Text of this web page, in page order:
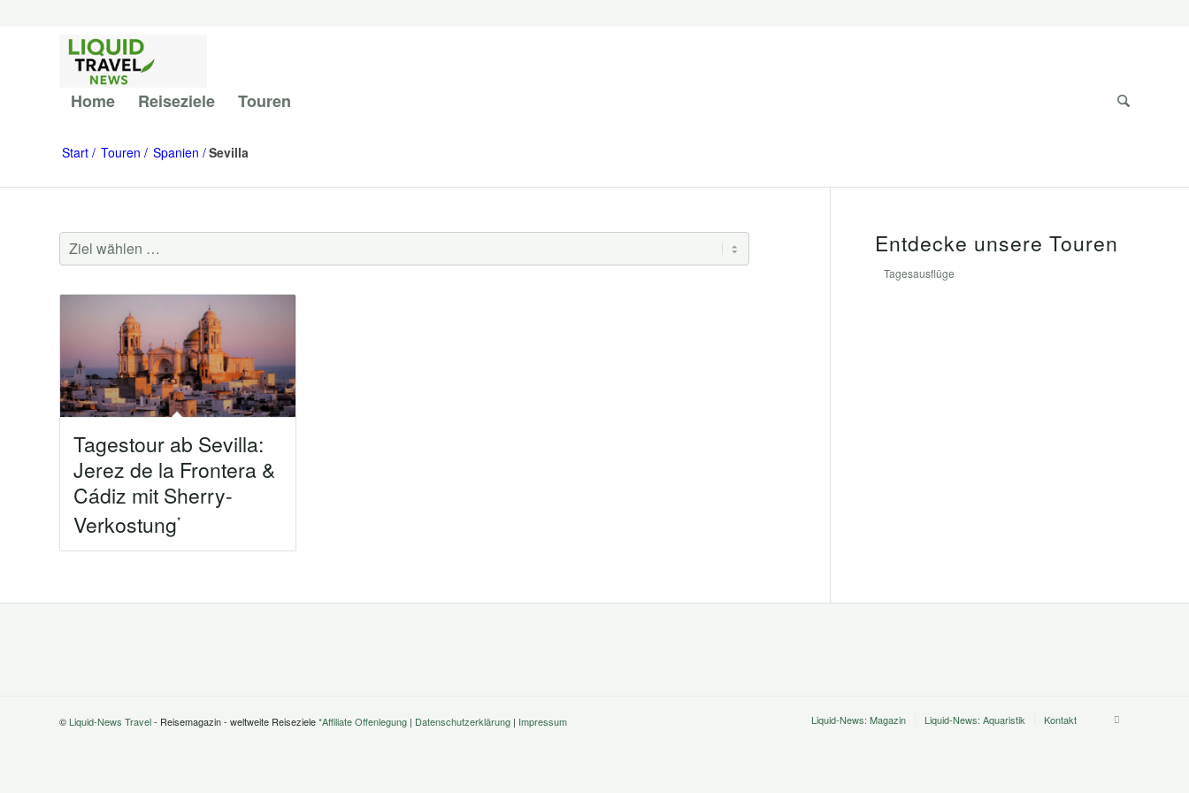
Home Reiseziele Touren
Start Touren Spanien Sevilla
Tagestour ab Sevilla:
Jerez de la Frontera &
Cádiz mit Sherry-
Verkostung
Entdecke unsere Touren
Tagesausflüge
©Liquid-News Travel- Reisemagazin - weltweite Reiseziele*Affiliate Offenlegung | Datenschutzerklärung | Impressum Liquid-News: Magazin Liquid-News: Aquaristik Kontakt